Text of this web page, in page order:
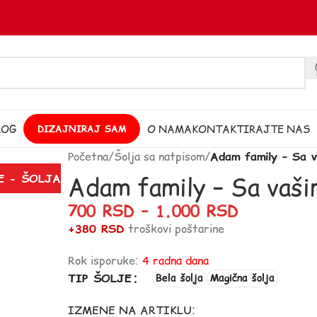
DIZAJNIRAJ SAM O NAMAKONTAKTIRAJTE NAS
- ŠOLJA
Početna/Šolja sa natpisom/Adam family – Sa
Adam family – Sa
700 RSD – 1.000 RSD
+380 RSD troškovi poštarine
Rok isporuke: 4 radna dana
TIP ŠOLJE
Bela šolja Magična šolja
IZMENE NA ARTIKLU: